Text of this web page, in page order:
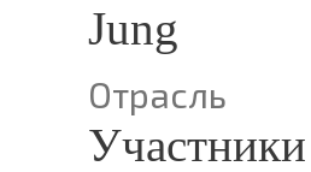
Jung
Отрасль